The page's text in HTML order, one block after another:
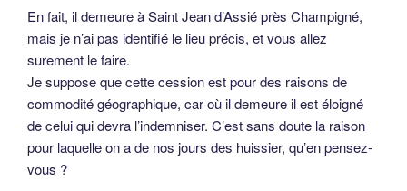
Maine-et-Loire, série 5E36 – Voici la retranscription de
l’acte: Le 4 janvier 1591 en la cour du roy notre sire Angers
endroit par devant nous (Lepelletier notaire)
personnellement estably Denis Morin demeurant en la
paroisse de Saint Jehan d’Assié près Champigné
soubzmettant confesse avoir cédé quité et transporté et par
ces présentes cèdde quite et transporte
à noble homme Martin Pecquineau sieur de la Binaie